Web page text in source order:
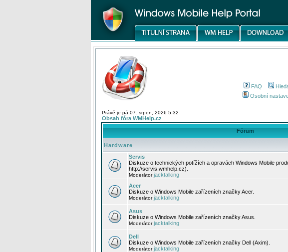
FAQ
Osobní
Právě je pá 07. srpen, 2026 5:32
Obsah fóra WMHelp.cz
Fórum
Hardware
Servis
Diskuze o technických potížích a opravách Windows Mobile
http://servis.wmhelp.cz).
Moderátorjacktalking
Acer
Diskuze o Windows Mobile zařízeních značky Acer.
Moderátorjacktalking
Asus
Diskuze o Windows Mobile zařízeních značky Asus.
Moderátorjacktalking
Dell
Diskuze o Windows Mobile zařízeních značky Dell (Axim).
Moderátorjacktalking